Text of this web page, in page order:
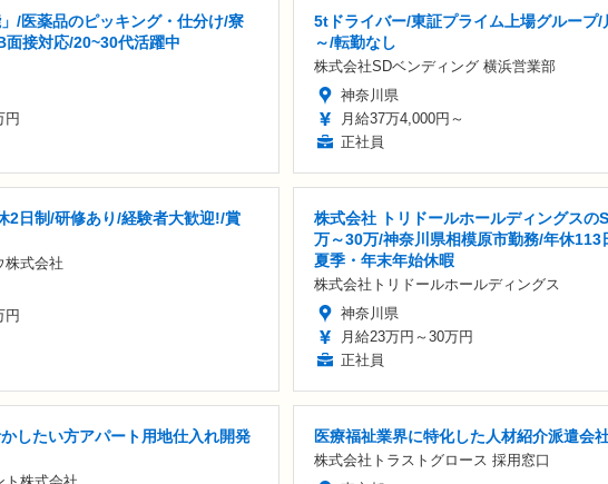
」/医薬品のピッキング・仕分け/寮
面接対応/20~30代活躍中
円
5tドライバー/東証プライム上場グループ/
～/転勤なし
株式会社SDベンディング 横浜営業部
神奈川県
月給37万4,000円～
正社員
2日制/研修あり/経験者大歓迎!/賞
株式会社
円
株式会社 トリドールホールディングスの
万～30万/神奈川県相模原市勤務/年休113
夏季・年末年始休暇
株式会社トリドールホールディングス
神奈川県
月給23万円～30万円
正社員
したい方アパート用地仕入れ開発
医療福祉業界に特化した人材紹介派遣会
株式会社トラストグロース 採用窓口